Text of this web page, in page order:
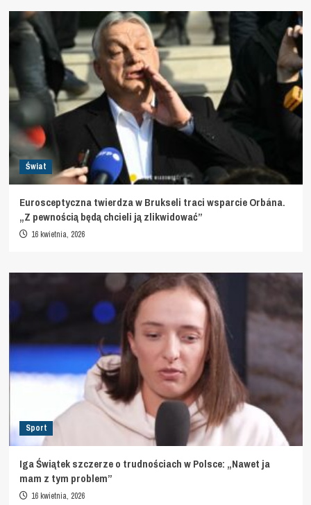
Świat
Eurosceptyczna twierdza w Brukseli traci wsparcie Orbána.
„Z pewnością będą chcieli ją zlikwidować”
16 kwietnia, 2026
Sport
Iga Świątek szczerze o trudnościach w Polsce: „Nawet ja
mam z tym problem”
16 kwietnia, 2026